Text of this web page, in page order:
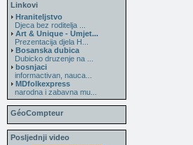
Linkovi
Hraniteljstvo
Djeca bez roditelja ...
Art & Unique - Umjet...
Prezentacija djela H...
Bosanska dubica
Dubicko druzenje na ...
bosnjaci
informactivan, nauca...
MDfolkexpress
narodna i zabavna mu...
GéoCompteur
Posljednji video